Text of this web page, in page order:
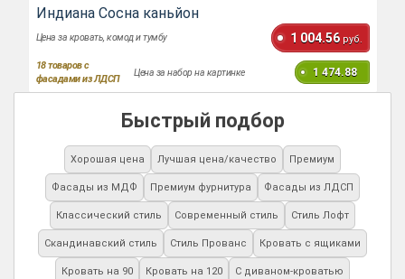
Индиана Сосна каньйон
Цена за кровать, комод и тумбу 1 004.56 руб.
18товаров с
фасадами из ЛДСП
Цена за набор на картинке 1 474.88
Быстрый подбор
Хорошая цена Лучшая цена/качество Премиум
Фасады из МДФ Премиум фурнитура Фасады из ЛДСП
Классический стиль Современный стиль Стиль Лофт
Скандинавский стиль Стиль Прованс Кровать с ящиками
Кровать на 90 Кровать на 120 С диваном-кроватью